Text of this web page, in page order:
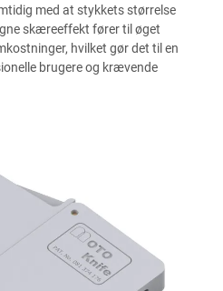
med at stykkets størrelse
skæreeffekt fører til øget
hvilket gør det til en
brugere og krævende